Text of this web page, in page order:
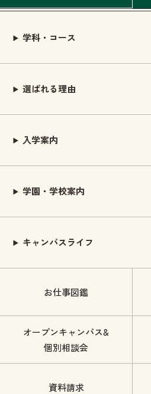
学科・コース
選ばれる理由
入学案内
学園・学校案内
キャンパスライフ
お仕事図鑑
オープンキャンパス&
個別相談会
資料請求